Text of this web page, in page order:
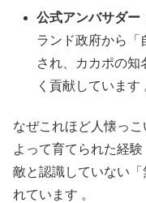
公式アンバサダー
ランド政府から「
され、カカポの知
く貢献しています
なぜこれほど人懐っ
よって育てられた経
敵と認識していない
れています 。